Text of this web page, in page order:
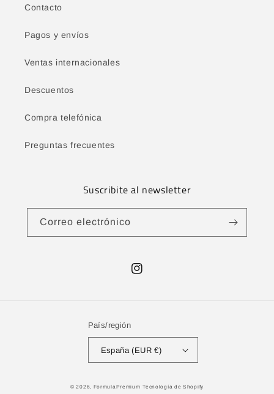
Contacto
Pagos y envíos
Ventas internacionales
Descuentos
Compra telefónica
Preguntas frecuentes
Suscribite al newsletter
Correo electrónico
Instagram
País/región
España (EUR €)
© 2026, FormulaPremium Tecnología de Shopify